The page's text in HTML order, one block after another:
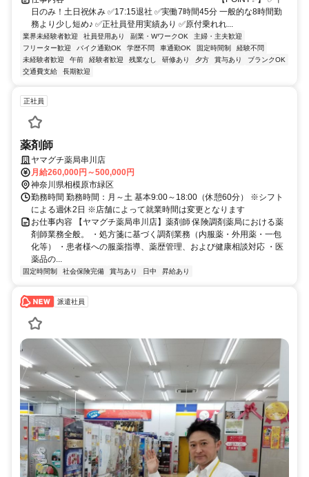
日のみ！土日祝休み ✅17:15退社 ✅実働7時間45分 一般的な8時間勤
務より少し短め♪ ✅正社員登用実績あり ✅原付乗れれ...
業界未経験者歓迎 社員登用あり 副業・WワークOK
主婦・主夫歓迎
フリーター歓迎
バイク通勤OK 学歴不問 車通勤OK 固定時間制
経験不問
未経験者歓迎
午前 経験者歓迎 残業なし 研修あり 夕方 賞与あり
ブランクOK
交通費支給
長期歓迎
正社員
薬剤師
ヤマグチ薬局串川店
月給260,000円～500,000円
神奈川県相模原市緑区
勤務時間 勤務時間：月～土 基本9:00～18:00（休憩60分） ※シフト
による週休2日 ※店舗によって就業時間は変更となります
お仕事内容 【ヤマグチ薬局串川店】薬剤師 保険調剤薬局における薬
剤師業務全般。 ・処方箋に基づく調剤業務（内服薬・外用薬・一包
化等） ・患者様への服薬指導、薬歴管理、および健康相談対応 ・医
薬品の...
固定時間制 社会保険完備 賞与あり 日中 昇給あり
派遣社員